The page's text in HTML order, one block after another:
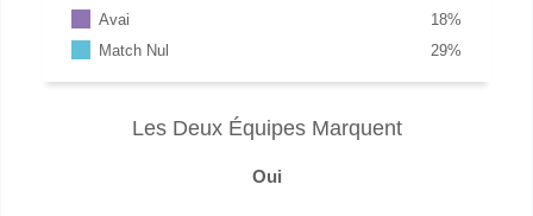
Avai
%
18
Match Nul
%
29
Les Deux Équipes Marquent
Oui